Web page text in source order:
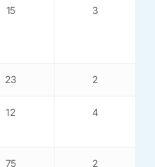
15 3
23 2
12 4
75 2